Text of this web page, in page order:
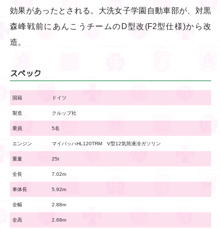
効果があったとされる。大洗女子学園自動車部が、対黒
森峰戦前にあんこうチームのD型改(F2型仕様)から改
造。
スペック
国籍 ドイツ
製造 クルップ社
乗員 5名
エンジン マイバッハHL120TRM V型12気筒液冷ガソリン
重量 25t
全長 7.02m
車体長 5.92m
全幅 2.88m
全高 2.68m